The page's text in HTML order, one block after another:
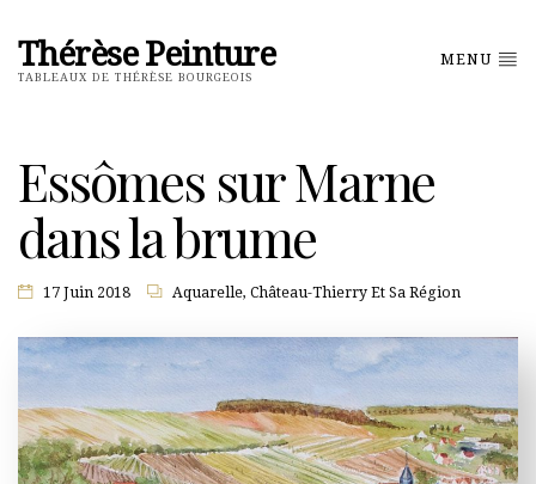
Thérèse Peinture
TABLEAUX DE THÉRÈSE BOURGEOIS
MENU
Essômes sur Marne
dans la brume
17 Juin 2018 Aquarelle, Château-Thierry Et Sa Région